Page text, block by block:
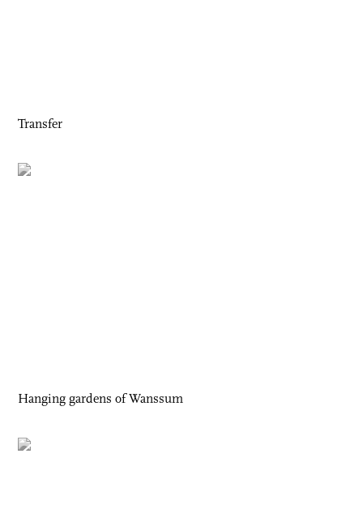
Transfer
Hanging gardens of Wanssum